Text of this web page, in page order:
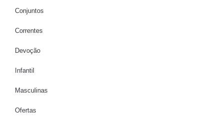
Conjuntos
Correntes
Devoção
Infantil
Masculinas
Ofertas